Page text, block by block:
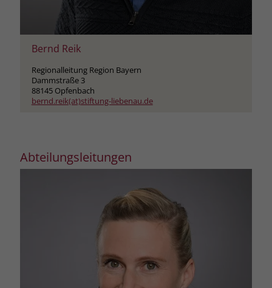
Bernd Reik
Regionalleitung Region Bayern
Dammstraße 3
88145 Opfenbach
bernd.reik(at)stiftung-liebenau.de
Abteilungsleitungen